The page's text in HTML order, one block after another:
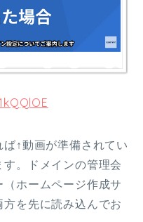
↑動画が準備されてい
。ドメインの管理会
ホームページ作成サ
を先に読み込んでお